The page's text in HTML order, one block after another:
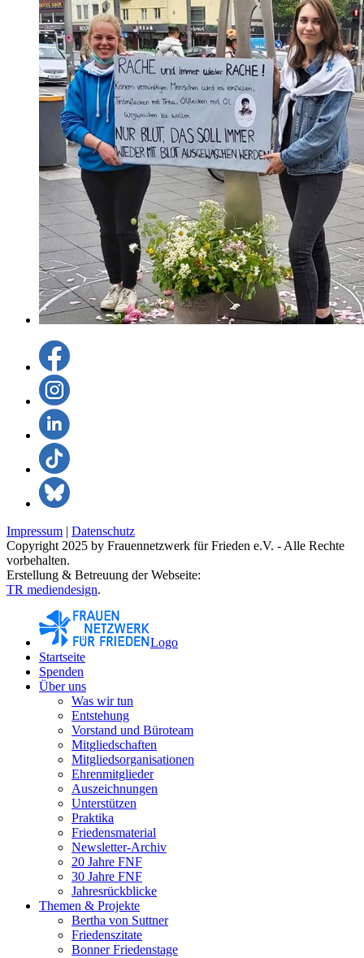
Impressum | Datenschutz
Copyright 2025 by Frauennetzwerk für Frieden e.V. - Alle Rechte
vorbehalten.
Erstellung & Betreuung der Webseite:
TR mediendesign.
Logo
Startseite
Spenden
Über uns
Was wir tun
Entstehung
Vorstand und Büroteam
Mitgliedschaften
Mitgliedsorganisationen
Ehrenmitglieder
Auszeichnungen
Unterstützen
Praktika
Friedensmaterial
Newsletter-Archiv
20 Jahre FNF
30 Jahre FNF
Jahresrückblicke
Themen & Projekte
Bertha von Suttner
Friedenszitate
Bonner Friedenstage